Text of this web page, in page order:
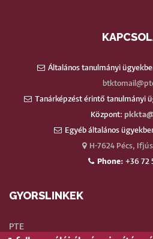
Általános tanulmányi
Tanárképzést érintő tanulmányi
Központ:
Egyéb általános
H-7624 Pécs,
Phone: +36 72
GYORSLINKEK
PTE